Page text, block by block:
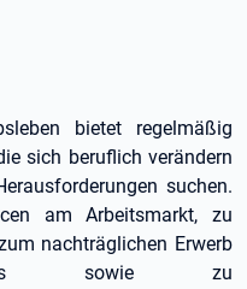
bietet regelmäßig
sich beruflich verändern
suchen.
am Arbeitsmarkt, zu
nachträglichen Erwerb
sowie zu